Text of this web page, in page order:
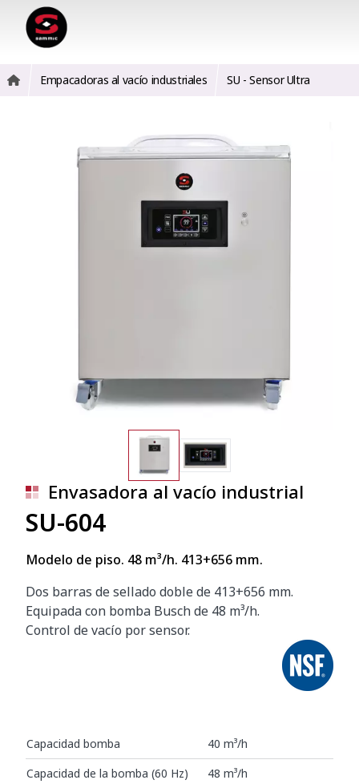
Empacadoras al vacío industriales SU - Sensor Ultra
Envasadora al vacío industrial
SU-604
Modelo de piso. 48 m³/h. 413+656 mm.
Dos barras de sellado doble de 413+656 mm.
Equipada con bomba Busch de 48 m³/h.
Control de vacío por sensor.
Capacidad bomba
40 m³/h
Capacidad de la bomba (60 Hz)
48 m³/h